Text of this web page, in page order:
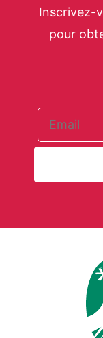
Inscrivez-
pour